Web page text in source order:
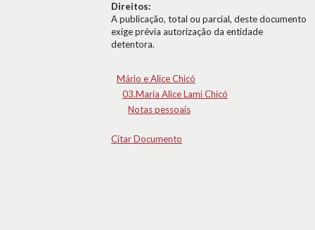
Direitos:
A publicação, total ou parcial, deste documento
exige prévia autorização da entidade
detentora.
Mário e Alice Chicó
03.Maria Alice Lami Chicó
Notas pessoais
Citar Documento